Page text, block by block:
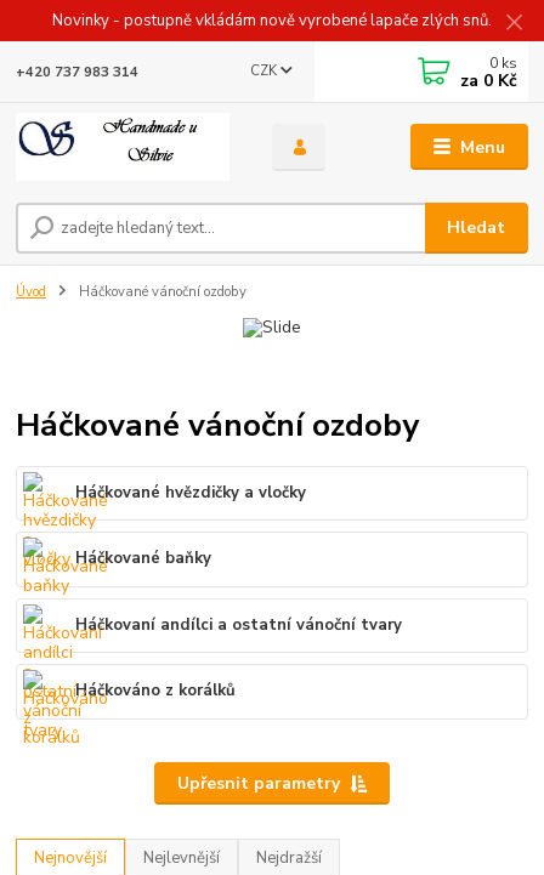
Novinky - postupně vkládám nově vyrobené lapače zlých snů.
Menu
CZK
Hledat
+420 737 983 314 0 ks
za 0 Kč
Úvod Háčkované vánoční ozdoby
Háčkované vánoční ozdoby
Háčkované hvězdičky a vločky
Háčkované baňky
Háčkovaní andílci a ostatní vánoční tvary
Háčkováno z korálků
Upřesnit parametry
Nejnovější Nejlevnější Nejdražší